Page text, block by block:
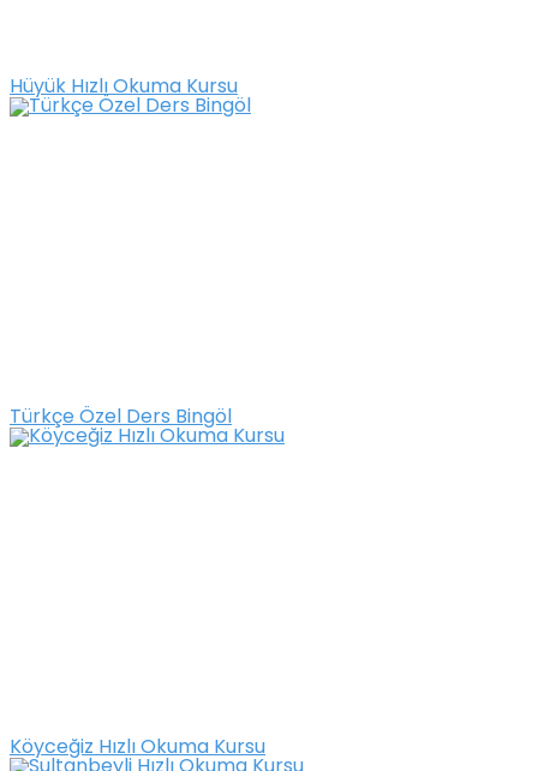
Hüyük Hızlı Okuma Kursu
Türkçe Özel Ders Bingöl
Köyceğiz Hızlı Okuma Kursu